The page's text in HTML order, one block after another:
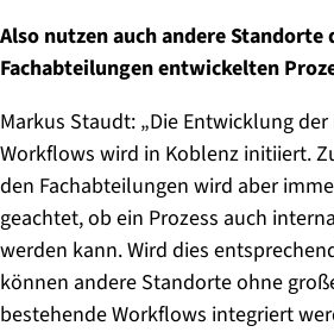
Also nutzen auch andere Standorte
Fachabteilungen entwickelten
Markus Staudt: „Die Entwicklung
Workflows wird in Koblenz initiiert.
den Fachabteilungen wird aber
geachtet, ob ein Prozess auch
werden kann. Wird dies
können andere Standorte ohne
bestehende Workflows integriert